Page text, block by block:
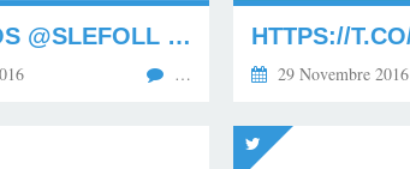
@LESECHOS @SLEFOLL LUCIDITÉ !
… 29 Novembre 2016